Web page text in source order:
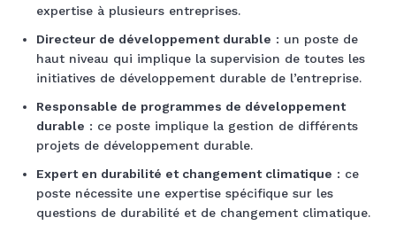
expertise à plusieurs entreprises.
Directeur de développement durable : un poste de
haut niveau qui implique la supervision de toutes les
initiatives de développement durable de l’entreprise.
Responsable de programmes de développement
durable : ce poste implique la gestion de différents
projets de développement durable.
Expert en durabilité et changement climatique : ce
poste nécessite une expertise spécifique sur les
questions de durabilité et de changement climatique.